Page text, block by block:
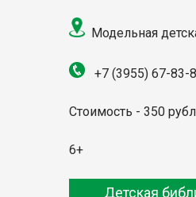
Модельная
+7 (3955) 67-83-
Стоимость - 350
6+
Детская